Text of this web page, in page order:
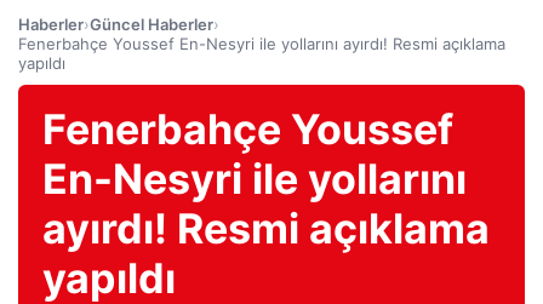
Haberler›Güncel Haberler›
Fenerbahçe Youssef En-Nesyri ile yollarını ayırdı! Resmi açıklama
yapıldı
Fenerbahçe Youssef
En-Nesyri ile yollarını
ayırdı! Resmi açıklama
yapıldı